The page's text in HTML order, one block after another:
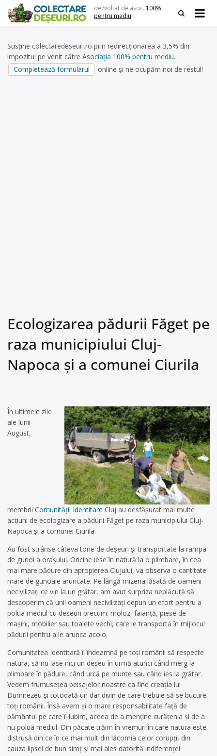
content
dezvoltat de asoc. 100%
pentru mediu
Susține colectaredeseuri.ro prin redirecționarea a 3,5% din
impozitul pe venit către Asociația 100% pentru mediu.
Completează formularul
online și ne ocupăm noi de restul!
Ecologizarea pădurii Făget pe
raza municipiului Cluj-
Napoca și a comunei Ciurila
În ultimele zile
ale lunii
August,
membrii Comunității Identitare Cluj au desfășurat mai multe
acțiuni de ecologizare a pădurii Făget pe raza municipiului Cluj-
Napoca și a comunei Ciurila.
Au fost strânse câteva tone de deșeuri și transportate la rampa
de gunoi a orașului. Oricine iese în natură la o plimbare, în cea
mai mare pădure din apropierea Clujului, va observa o cantitate
mare de gunoaie aruncate. Pe lângă mizeria lăsată de oameni
necivilizați ce vin la un grătar, am avut surpriza neplăcută să
descoperim că unii oameni necivilizați depun un efort pentru a
polua mediul cu deșeuri precum: moloz, faianță, piese de
mașini, mobilier sau toalete vechi, care le transportă în mijlocul
pădurii pentru a le arunca acolo.
Comunitatea Identitară îi îndeamnă pe toți românii să respecte
natura, să nu lase nici un deșeu în urmă atunci când merg la
plimbare în pădure, când urcă pe munte sau când ies la grătar.
Vedem frumusețea peisajelor noastre ca find creația lui
Dumnezeu și totodată un dar divin de care trebuie să se bucure
toți românii. Însă avem și o mare responsabilitate față de
pământul pe care îl iubim, aceea de a menține curățenia și de a
nu polua mediul. Din păcate trăim în vremuri în care natura este
distrusă din ce în ce mai mult din lăcomia celor corupți, din
cauza lipsei de bun simț și mai ales datorită indiferenței